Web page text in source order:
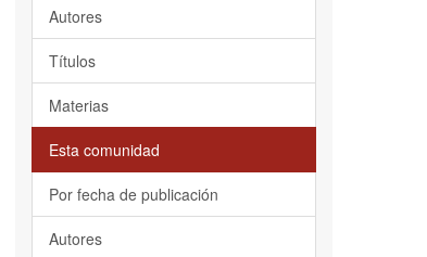
Autores
Títulos
Materias
Esta comunidad
Por fecha de publicación
Autores